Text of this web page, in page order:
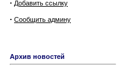
· Добавить ссылку
· Сообщить админу
Архив новостей